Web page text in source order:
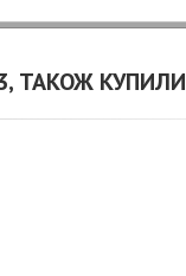
ТАКОЖ КУПИЛИ